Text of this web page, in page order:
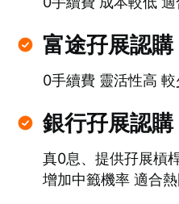
富途孖展認購
0手續費 靈活性高
銀行孖展認購
真0息、提供孖展槓
增加中籤機率 適合